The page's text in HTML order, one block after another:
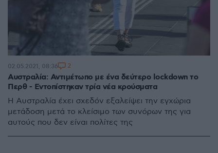
Αυστραλία: Αντιμέτωπο με ένα δεύτερο lockdown το
Περθ - Εντοπίστηκαν τρία νέα κρούσματα
Η Αυστραλία έχει σχεδόν εξαλείψει την εγχώρια
μετάδοση μετά το κλείσιμο των συνόρων της για
αυτούς που δεν είναι πολίτες της
02.05.2021, 08:36 2